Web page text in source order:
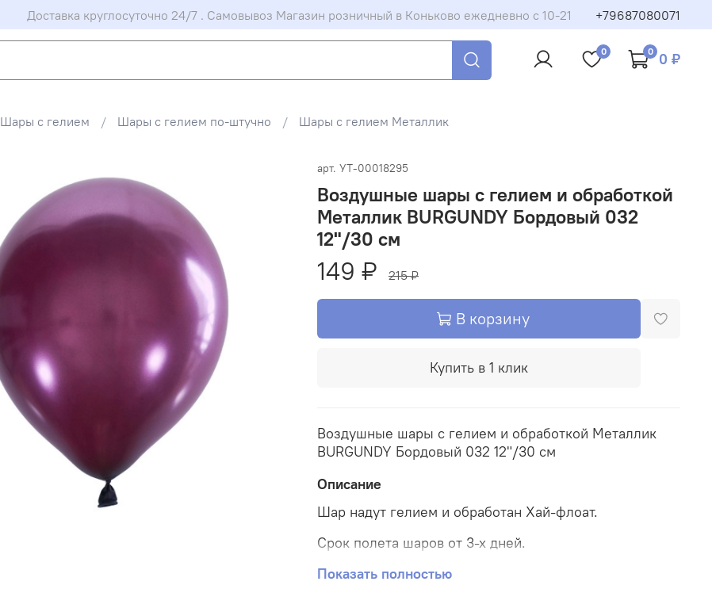
Доставка круглосуточно 24/7 . Самовывоз Магазин розничный в Коньково ежедневно с 10-21 +79687080071
0 0 0 ₽
Шары с гелием Шары с гелием по-штучно Шары с гелием Металлик
арт. УТ-00018295
Воздушные шары с гелием и обработкой
Металлик BURGUNDY Бордовый 032
12"/30 см
149 ₽ 215 ₽
В корзину
Купить в 1 клик
Воздушные шары с гелием и обработкой Металлик
BURGUNDY Бордовый 032 12"/30 см
Описание
Шар надут гелием и обработан Хай-флоат.
Срок полета шаров от 3-х дней.
Воздушные шары типа "металлик" характеризуются
Показать полностью